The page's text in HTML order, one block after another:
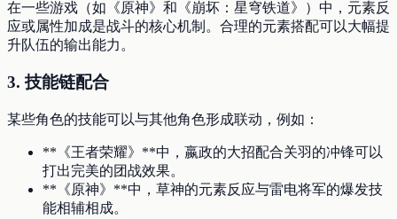
在一些游戏（如《原神》和《崩坏：星穹铁道》）中，元素反
应或属性加成是战斗的核心机制。合理的元素搭配可以大幅提
升队伍的输出能力。
3.技能链配合
某些角色的技能可以与其他角色形成联动，例如：
**《王者荣耀》**中，嬴政的大招配合关羽的冲锋可以
打出完美的团战效果。
**《原神》**中，草神的元素反应与雷电将军的爆发技
能相辅相成。